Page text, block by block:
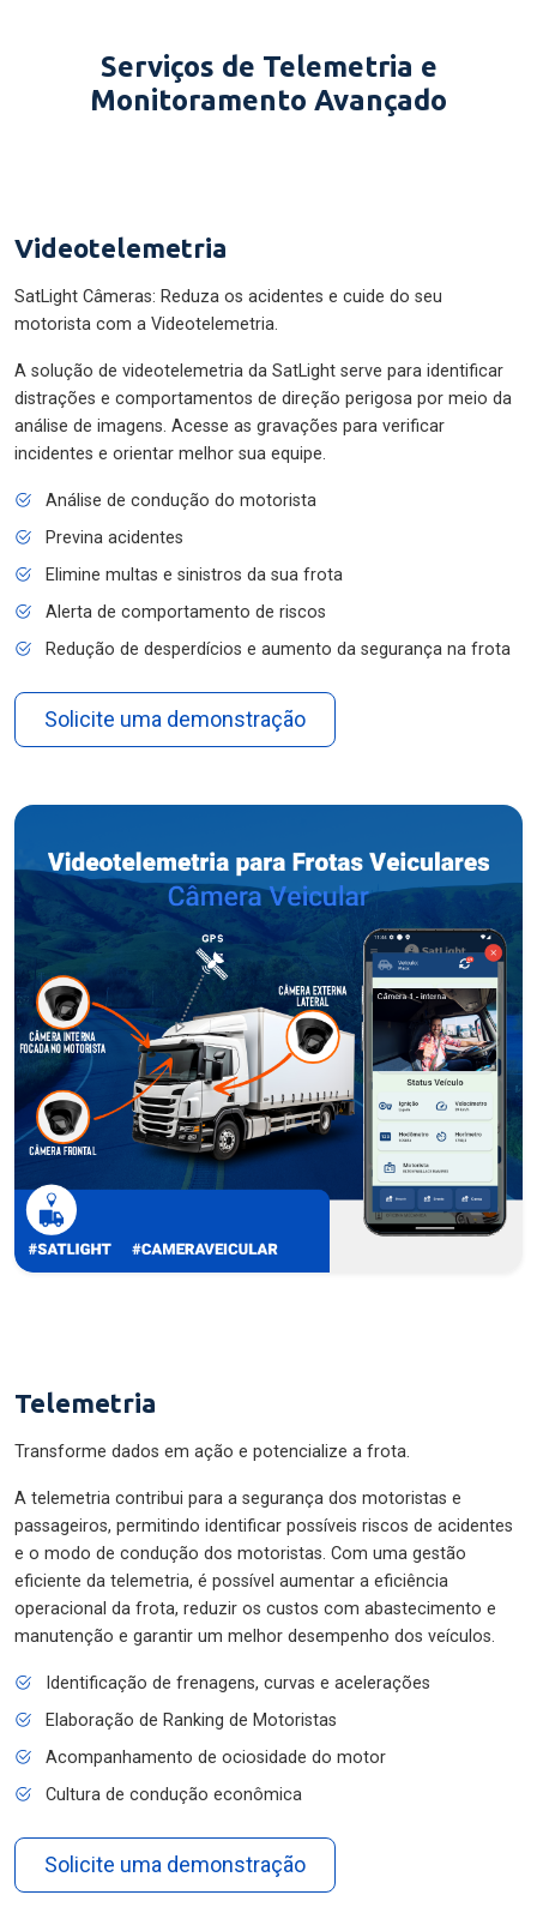
Serviços de Telemetria e
Monitoramento Avançado
Videotelemetria
SatLight Câmeras: Reduza os acidentes e cuide do seu
motorista com a Videotelemetria.
A solução de videotelemetria da SatLight serve para identificar
distrações e comportamentos de direção perigosa por meio da
análise de imagens. Acesse as gravações para verificar
incidentes e orientar melhor sua equipe.
Análise de condução do motorista
Previna acidentes
Elimine multas e sinistros da sua frota
Alerta de comportamento de riscos
Redução de desperdícios e aumento da segurança na frota
Solicite uma demonstração
Telemetria
Transforme dados em ação e potencialize a frota.
A telemetria contribui para a segurança dos motoristas e
passageiros, permitindo identificar possíveis riscos de acidentes
e o modo de condução dos motoristas. Com uma gestão
eficiente da telemetria, é possível aumentar a eficiência
operacional da frota, reduzir os custos com abastecimento e
manutenção e garantir um melhor desempenho dos veículos.
Identificação de frenagens, curvas e acelerações
Elaboração de Ranking de Motoristas
Acompanhamento de ociosidade do motor
Cultura de condução econômica
Solicite uma demonstração